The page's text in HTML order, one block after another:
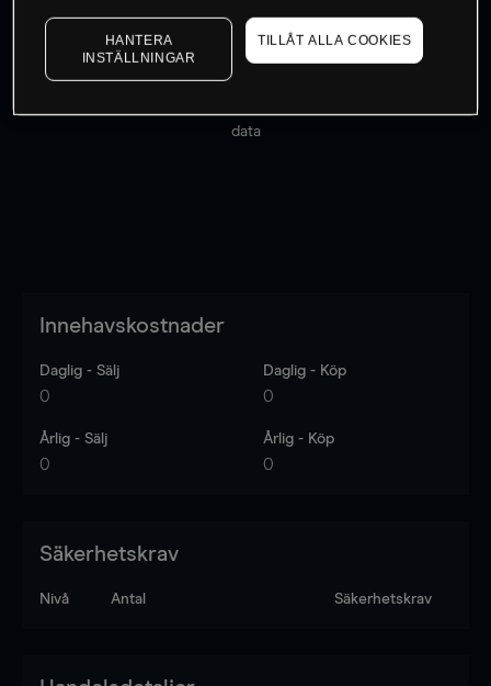
Priserna är endast vägledande.
data
Innehavskostnader
Daglig - Sälj
0
Daglig - Köp
0
Årlig - Sälj
0
Årlig - Köp
0
Säkerhetskrav
Nivå Antal Säkerhetskrav
HANTERA
INSTÄLLNINGAR
TILLÅT ALLA COOKIES